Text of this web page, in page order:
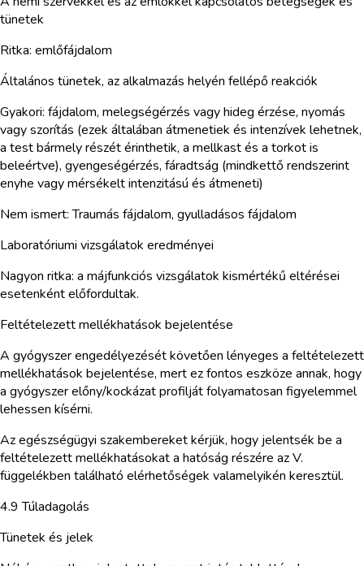
tünetek
Ritka: emlőfájdalom
Általános tünetek, az alkalmazás helyén fellépő reakciók
Gyakori: fájdalom, melegségérzés vagy hideg érzése, nyomás
vagy szorítás (ezek általában átmenetiek és intenzívek lehetnek,
a test bármely részét érinthetik, a mellkast és a torkot is
beleértve), gyengeségérzés, fáradtság (mindkettő rendszerint
enyhe vagy mérsékelt intenzitású és átmeneti)
Nem ismert: Traumás fájdalom, gyulladásos fájdalom
Laboratóriumi vizsgálatok eredményei
Nagyon ritka: a májfunkciós vizsgálatok kismértékű eltérései
esetenként előfordultak.
Feltételezett mellékhatások bejelentése
A gyógyszer engedélyezését követően lényeges a feltételezett
mellékhatások bejelentése, mert ez fontos eszköze annak, hogy
a gyógyszer előny/kockázat profilját folyamatosan figyelemmel
lehessen kísérni.
Az egészségügyi szakembereket kérjük, hogy jelentsék be a
feltételezett mellékhatásokat a hatóság részére az V.
függelékben található elérhetőségek valamelyikén keresztül.
4.9 Túladagolás
Tünetek és jelek